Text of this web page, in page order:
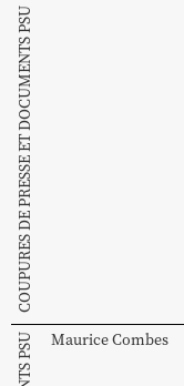
COUPURES DE PRESSE ET DOCUMENTS PSU
MauriceCombes